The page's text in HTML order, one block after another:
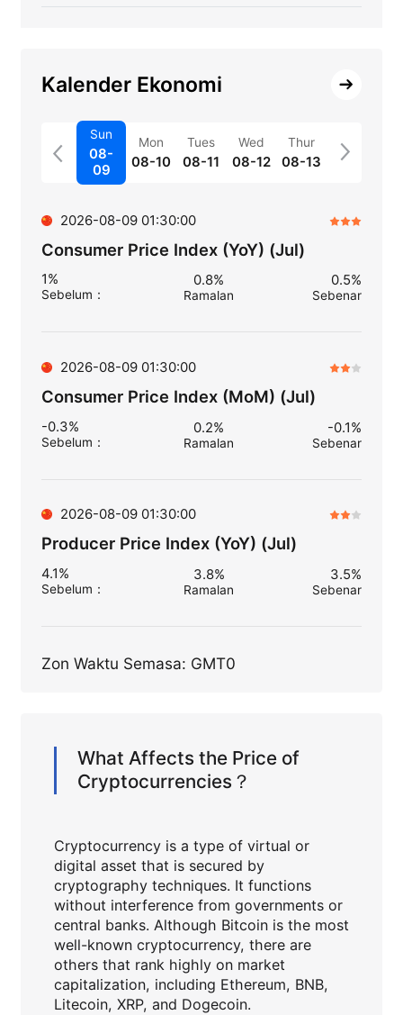
Kalender Ekonomi
Sun
08-
09
Mon
08-10
Tues
08-11
Wed
08-12
Thur
08-13
2026-08-09 01:30:00
Consumer Price Index (YoY) (Jul)
1%
Sebelum ：
0.8%
Ramalan
0.5%
Sebenar
2026-08-09 01:30:00
Consumer Price Index (MoM) (Jul)
-0.3%
Sebelum ：
0.2%
Ramalan
-0.1%
Sebenar
2026-08-09 01:30:00
Producer Price Index (YoY) (Jul)
4.1%
Sebelum ：
3.8%
Ramalan
3.5%
Sebenar
Zon Waktu Semasa: GMT0
What Affects the Price of
Cryptocurrencies？
Cryptocurrency is a type of virtual or
digital asset that is secured by
cryptography techniques. It functions
without interference from governments or
central banks. Although Bitcoin is the most
well-known cryptocurrency, there are
others that rank highly on market
capitalization, including Ethereum, BNB,
Litecoin, XRP, and Dogecoin.